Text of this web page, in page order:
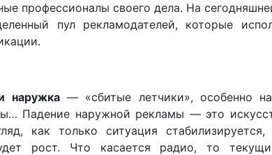
профессионалы своего дела. На
пул рекламодателей, которые
наружка— «сбитые летчики», особенно
Падение наружной рекламы — это
как только ситуация
рост. Что касается радио, то